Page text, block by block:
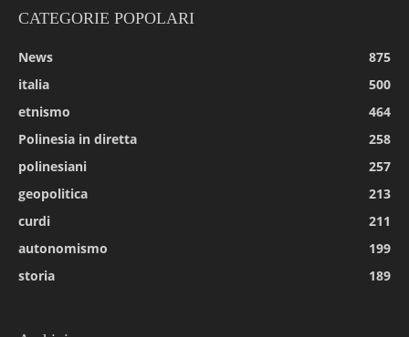
CATEGORIE POPOLARI
News
875
italia
500
etnismo
464
Polinesia in diretta
258
polinesiani
257
geopolitica
213
curdi
211
autonomismo
199
storia
189